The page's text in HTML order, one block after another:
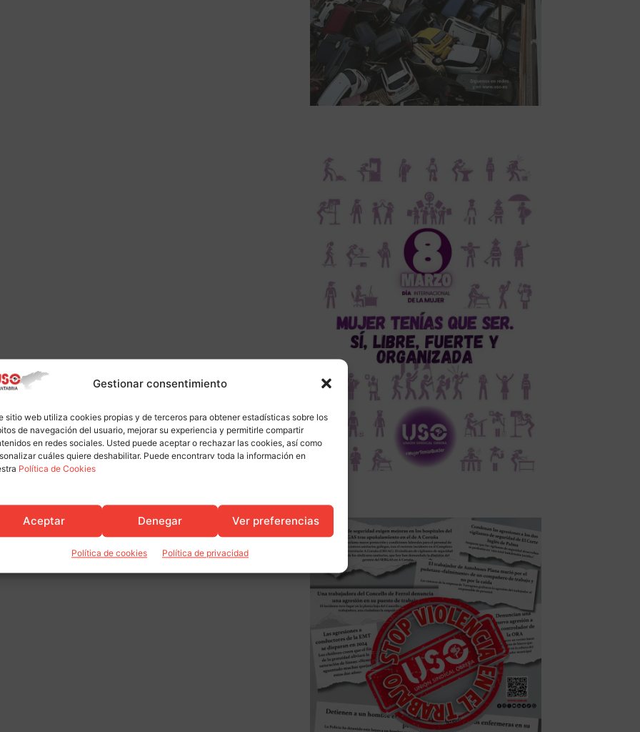
Gestionar consentimiento
sitio web utiliza cookies propias y de terceros para obtener estadísticas sobre los
de navegación del usuario, mejorar su experiencia y permitirle compartir
en redes sociales. Usted puede aceptar o rechazar las cookies, así como
cuáles quiere deshabilitar. Puede encontrarv toda la información en
Política de Cookies
Aceptar Denegar Ver preferencias
Política de cookies Política de privacidad